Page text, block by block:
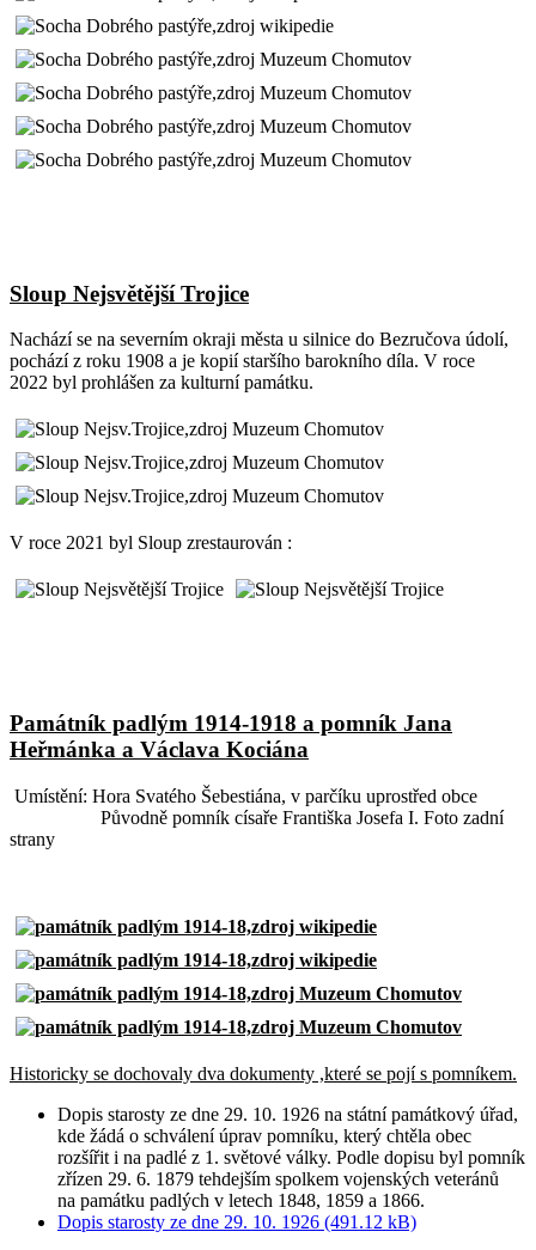
Sloup Nejsvětější Trojice
Nachází se na severním okraji města u silnice do Bezručova údolí,
pochází z roku 1908 a je kopií staršího barokního díla. V roce
2022 byl prohlášen za kulturní památku.
V roce 2021 byl Sloup zrestaurován :
Památník padlým 1914-1918 a pomník Jana
Heřmánka a Václava Kociána
Umístění: Hora Svatého Šebestiána, v parčíku uprostřed obce
Původně pomník císaře Františka Josefa I. Foto zadní
strany
Historicky se dochovaly dva dokumenty ,které se pojí s pomníkem.
Dopis starosty ze dne 29. 10. 1926 na státní památkový úřad,
kde žádá o schválení úprav pomníku, který chtěla obec
rozšířit i na padlé z 1. světové války. Podle dopisu byl pomník
zřízen 29. 6. 1879 tehdejším spolkem vojenských veteránů
na památku padlých v letech 1848, 1859 a 1866.
Dopis starosty ze dne 29. 10. 1926 (491.12 kB)